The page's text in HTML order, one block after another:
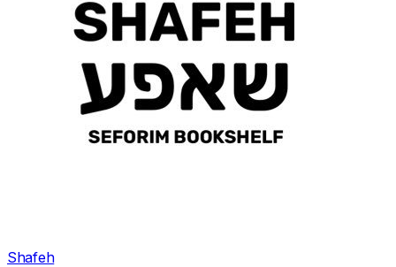
Shafeh